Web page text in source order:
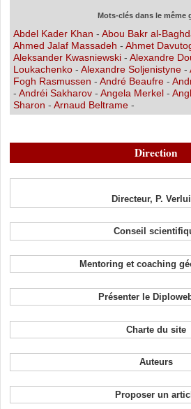
Mots-clés dans le même
Abdel Kader Khan - Abou Bakr al-
Ahmed Jalaf Massadeh - Ahmet
Aleksander Kwasniewski- Alexandre
Loukachenko- Alexandre Soljenistyne-
Fogh Rasmussen - André Beaufre -
- Andréi Sakharov- Angela Merkel-
Sharon - Arnaud Beltrame-
Direction
Directeur, P.
Conseil
Mentoring et coaching
Présenter le
Charte du site
Auteurs
Proposer un